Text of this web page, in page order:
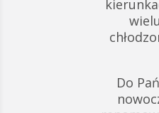
Do